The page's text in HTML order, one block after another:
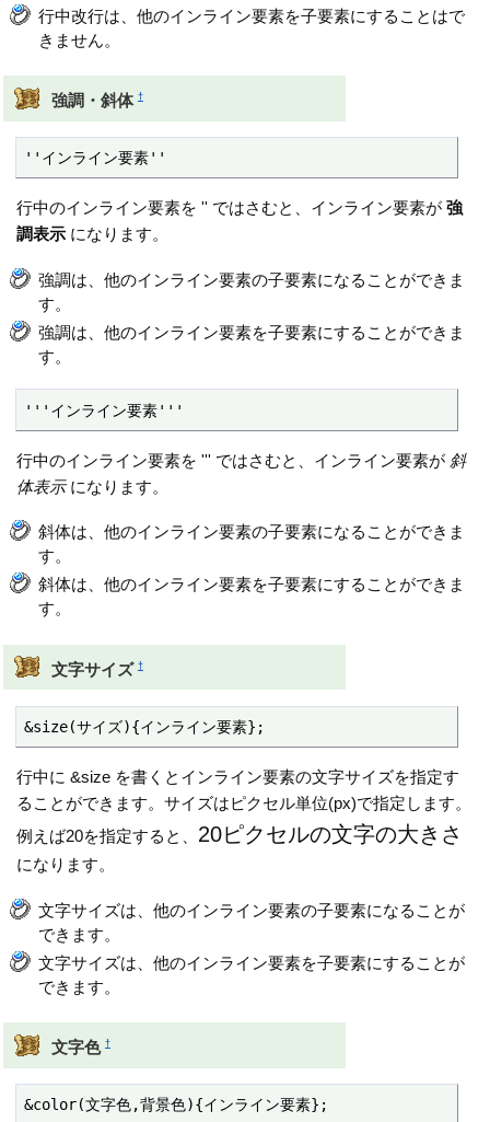
行中改行は、他のインライン要素を子要素にすることはで
きません。
強調・斜体 †
''インライン要素''
行中のインライン要素を '' ではさむと、インライン要素が強
調表示 になります。
強調は、他のインライン要素の子要素になることができま
す。
強調は、他のインライン要素を子要素にすることができま
す。
'''インライン要素'''
行中のインライン要素を ''' ではさむと、インライン要素が 斜
体表示になります。
斜体は、他のインライン要素の子要素になることができま
す。
斜体は、他のインライン要素を子要素にすることができま
す。
文字サイズ †
&size(サイズ){インライン要素};
行中に &size を書くとインライン要素の文字サイズを指定す
ることができます。サイズはピクセル単位(px)で指定します。
例えば20を指定すると、 20ピクセルの文字の大きさ
になります。
文字サイズは、他のインライン要素の子要素になることが
できます。
文字サイズは、他のインライン要素を子要素にすることが
できます。
文字色 †
&color(文字色,背景色){インライン要素};